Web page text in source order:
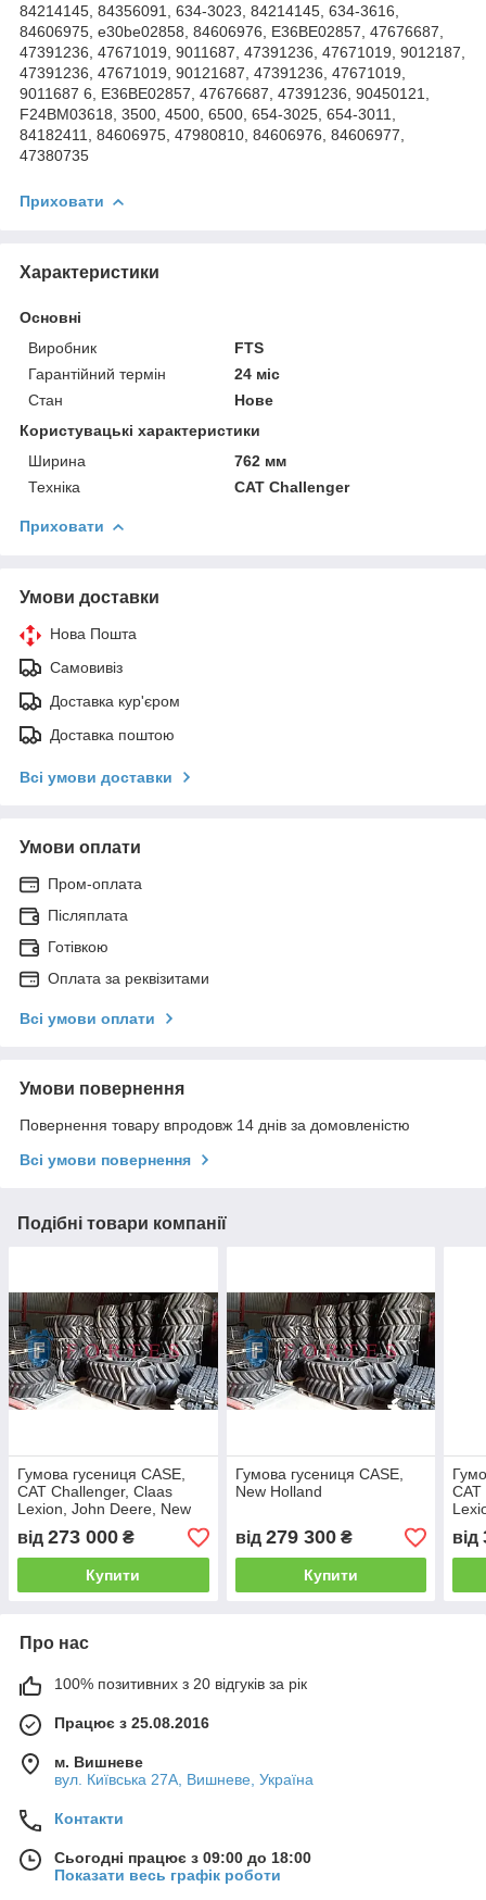
84214145, 84356091, 634-3023, 84214145, 634-3616,
84606975, e30be02858, 84606976, E36BE02857, 47676687,
47391236, 47671019, 9011687, 47391236, 47671019, 9012187,
47391236, 47671019, 90121687, 47391236, 47671019,
9011687 6, E36BE02857, 47676687, 47391236, 90450121,
F24BM03618, 3500, 4500, 6500, 654-3025, 654-3011,
84182411, 84606975, 47980810, 84606976, 84606977,
47380735
Приховати
Характеристики
Основні
Виробник
FTS
Гарантійний термін
24 міс
Стан
Нове
Користувацькi характеристики
Ширина
762 мм
Техніка
CAT Challenger
Приховати
Умови доставки
Нова Пошта
Самовивіз
Доставка кур'єром
Доставка поштою
Всі умови доставки
Умови оплати
Пром-оплата
Післяплата
Готівкою
Оплата за реквізитами
Всі умови оплати
Умови повернення
Повернення товару впродовж 14 днів за домовленістю
Всі умови повернення
Подібні товари компанії
Гумова гусениця CASE,
CAT Challenger, Claas
Lexion, John Deere, New
Holland, Case Quadtrac
від 273 000 ₴
Купити
Гумова гусениця CASE,
New Holland
від 279 300₴
Купити
від
Про нас
100% позитивних з 20 відгуків за рік
Працює з 25.08.2016
м. Вишневе
вул. Київська 27А, Вишневе, Україна
Контакти
Сьогодні працює з 09:00 до 18:00
Показати весь графік роботи